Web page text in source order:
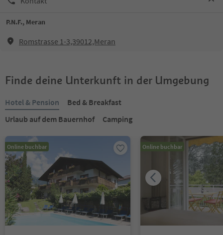
P.N.F., Meran
Romstrasse 1-3,39012,Meran
Finde deine Unterkunft in der Umgebung
Hotel & Pension
Bed & Breakfast
Urlaub auf dem Bauernhof
Camping
Online buchbar Online buchbar